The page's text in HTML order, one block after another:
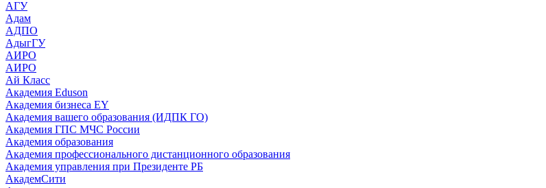
АГУ
Адам
АДПО
АдыгГУ
АИРО
АИРО
Ай Класс
Академия Eduson
Академия бизнеса EY
Академия вашего образования (ИДПК ГО)
Академия ГПС МЧС России
Академия образования
Академия профессионального дистанционного образования
Академия управления при Президенте РБ
АкадемСити